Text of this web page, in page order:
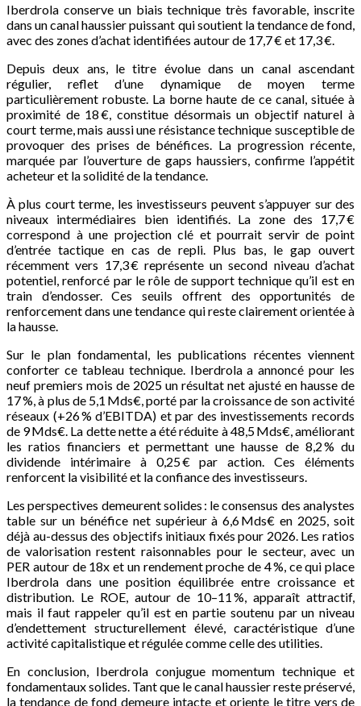
Iberdrola conserve un biais technique très favorable, inscrite
dans un canal haussier puissant qui soutient la tendance de fond,
avec des zones d’achat identifiées autour de 17,7 € et 17,3 €.
Depuis deux ans, le titre évolue dans un canal ascendant
régulier, reflet d’une dynamique de moyen terme
particulièrement robuste. La borne haute de ce canal, située à
proximité de 18 €, constitue désormais un objectif naturel à
court terme, mais aussi une résistance technique susceptible de
provoquer des prises de bénéfices. La progression récente,
marquée par l’ouverture de gaps haussiers, confirme l’appétit
acheteur et la solidité de la tendance.
À plus court terme, les investisseurs peuvent s’appuyer sur des
niveaux intermédiaires bien identifiés. La zone des 17,7 €
correspond à une projection clé et pourrait servir de point
d’entrée tactique en cas de repli. Plus bas, le gap ouvert
récemment vers 17,3 € représente un second niveau d’achat
potentiel, renforcé par le rôle de support technique qu’il est en
train d’endosser. Ces seuils offrent des opportunités de
renforcement dans une tendance qui reste clairement orientée à
la hausse.
Sur le plan fondamental, les publications récentes viennent
conforter ce tableau technique. Iberdrola a annoncé pour les
neuf premiers mois de 2025 un résultat net ajusté en hausse de
17 %, à plus de 5,1 Mds€, porté par la croissance de son activité
réseaux (+26 % d’EBITDA) et par des investissements records
de 9 Mds€. La dette nette a été réduite à 48,5 Mds€, améliorant
les ratios financiers et permettant une hausse de 8,2 % du
dividende intérimaire à 0,25 € par action. Ces éléments
renforcent la visibilité et la confiance des investisseurs.
Les perspectives demeurent solides : le consensus des analystes
table sur un bénéfice net supérieur à 6,6 Mds€ en 2025, soit
déjà au-dessus des objectifs initiaux fixés pour 2026. Les ratios
de valorisation restent raisonnables pour le secteur, avec un
PER autour de 18x et un rendement proche de 4 %, ce qui place
Iberdrola dans une position équilibrée entre croissance et
distribution. Le ROE, autour de 10–11 %, apparaît attractif,
mais il faut rappeler qu’il est en partie soutenu par un niveau
d’endettement structurellement élevé, caractéristique d’une
activité capitalistique et régulée comme celle des utilities.
En conclusion, Iberdrola conjugue momentum technique et
fondamentaux solides. Tant que le canal haussier reste préservé,
la tendance de fond demeure intacte et oriente le titre vers de